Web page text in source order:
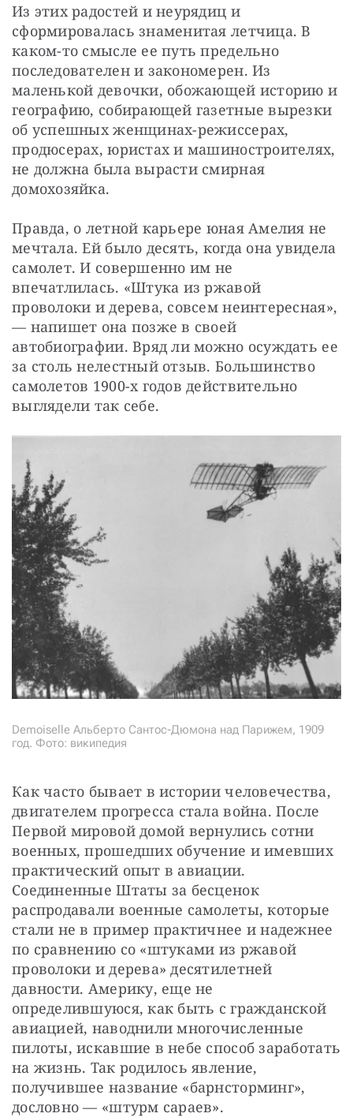
Из этих радостей и неурядиц и
сформировалась знаменитая летчица. В
каком-то смысле ее путь предельно
последователен и закономерен. Из
маленькой девочки, обожающей историю и
географию, собирающей газетные вырезки
об успешных женщинах-режиссерах,
продюсерах, юристах и машиностроителях,
не должна была вырасти смирная
домохозяйка.
Правда, о летной карьере юная Амелия не
мечтала. Ей было десять, когда она увидела
самолет. И совершенно им не
впечатлилась. «Штука из ржавой
проволоки и дерева, совсем неинтересная»,
— напишет она позже в своей
автобиографии. Вряд ли можно осуждать ее
за столь нелестный отзыв. Большинство
самолетов 1900-х годов действительно
выглядели так себе.
Demoiselle Альберто Сантос-Дюмона над Парижем, 1909
год. Фото: википедия
Как часто бывает в истории человечества,
двигателем прогресса стала война. После
Первой мировой домой вернулись сотни
военных, прошедших обучение и имевших
практический опыт в авиации.
Соединенные Штаты за бесценок
распродавали военные самолеты, которые
стали не в пример практичнее и надежнее
по сравнению со «штуками из ржавой
проволоки и дерева» десятилетней
давности. Америку, еще не
определившуюся, как быть с гражданской
авиацией, наводнили многочисленные
пилоты, искавшие в небе способ заработать
на жизнь. Так родилось явление,
получившее название «барнсторминг»,
дословно — «штурм сараев».